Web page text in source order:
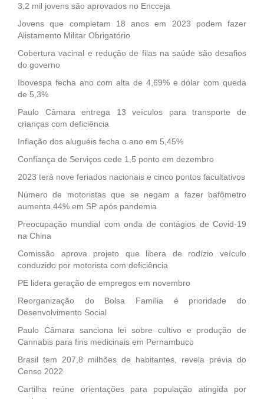
3,2 mil jovens são aprovados no Encceja
Jovens que completam 18 anos em 2023 podem fazer
Alistamento Militar Obrigatório
Cobertura vacinal e redução de filas na saúde são desafios
do governo
Ibovespa fecha ano com alta de 4,69% e dólar com queda
de 5,3%
Paulo Câmara entrega 13 veículos para transporte de
crianças com deficiência
Inflação dos aluguéis fecha o ano em 5,45%
Confiança de Serviços cede 1,5 ponto em dezembro
2023 terá nove feriados nacionais e cinco pontos facultativos
Número de motoristas que se negam a fazer bafômetro
aumenta 44% em SP após pandemia
Preocupação mundial com onda de contágios de Covid-19
na China
Comissão aprova projeto que libera de rodízio veículo
conduzido por motorista com deficiência
PE lidera geração de empregos em novembro
Reorganização do Bolsa Família é prioridade do
Desenvolvimento Social
Paulo Câmara sanciona lei sobre cultivo e produção de
Cannabis para fins medicinais em Pernambuco
Brasil tem 207,8 milhões de habitantes, revela prévia do
Censo 2022
Cartilha reúne orientações para população atingida por